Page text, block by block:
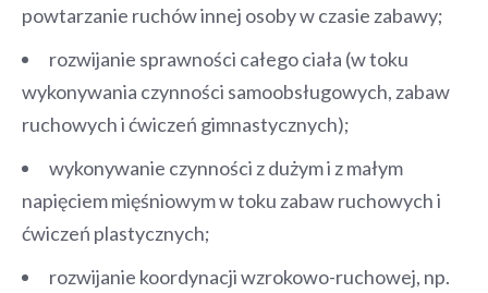
powtarzanie ruchów innej osoby w czasie zabawy;
rozwijanie sprawności całego ciała (w toku
wykonywania czynności samoobsługowych, zabaw
ruchowych i ćwiczeń gimnastycznych);
wykonywanie czynności z dużym i z małym
napięciem mięśniowym w toku zabaw ruchowych i
ćwiczeń plastycznych;
rozwijanie koordynacji wzrokowo-ruchowej, np.